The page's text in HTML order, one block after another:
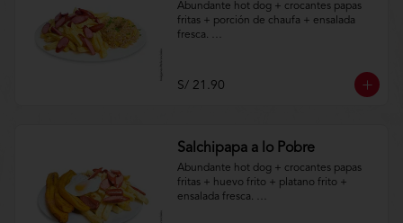
Abundante hot dog + crocantes papas
fritas + porción de chaufa + ensalada
fresca.
condiciones.https://www.lenaycarbon.co
m/TYCGenerales
S/ 21.90
Salchipapa a lo Pobre
Abundante hot dog + crocantes papas
fritas + huevo frito + platano frito +
ensalada fresca.